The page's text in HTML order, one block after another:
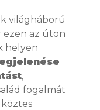
világháború
ezen az úton
helyen
,
fogalmát